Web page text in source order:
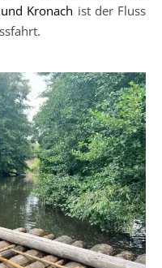
Kronach ist der Fluss